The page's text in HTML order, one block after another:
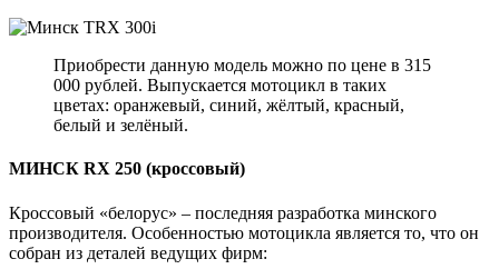
Приобрести данную модель можно по цене в 315
000 рублей. Выпускается мотоцикл в таких
цветах: оранжевый, синий, жёлтый, красный,
белый и зелёный.
МИНСК RX 250 (кроссовый)
Кроссовый «белорус» – последняя разработка минского
производителя. Особенностью мотоцикла является то, что он
собран из деталей ведущих фирм: